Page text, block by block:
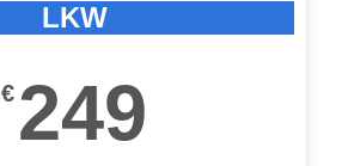
LKW
€ 249